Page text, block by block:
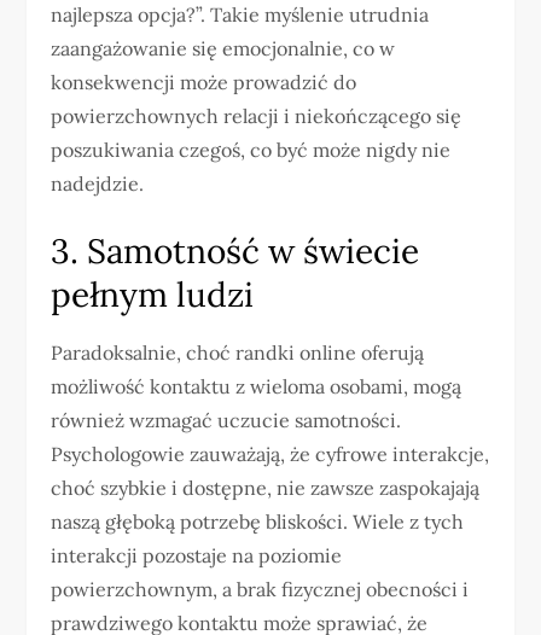
najlepsza opcja?”. Takie myślenie utrudnia
zaangażowanie się emocjonalnie, co w
konsekwencji może prowadzić do
powierzchownych relacji i niekończącego się
poszukiwania czegoś, co być może nigdy nie
nadejdzie.
3. Samotność w świecie
pełnym ludzi
Paradoksalnie, choć randki online oferują
możliwość kontaktu z wieloma osobami, mogą
również wzmagać uczucie samotności.
Psychologowie zauważają, że cyfrowe interakcje,
choć szybkie i dostępne, nie zawsze zaspokajają
naszą głęboką potrzebę bliskości. Wiele z tych
interakcji pozostaje na poziomie
powierzchownym, a brak fizycznej obecności i
prawdziwego kontaktu może sprawiać, że